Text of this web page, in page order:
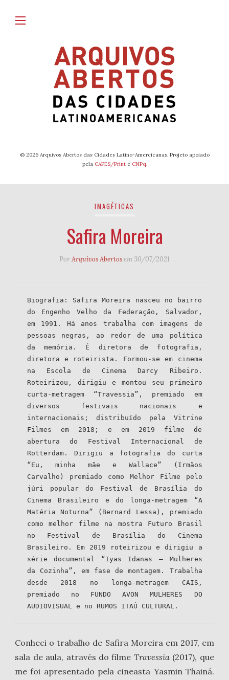
© 2026 Arquivos Abertos das Cidades Latino-Amercicanas. Projeto apoiado
pela CAPES/Printe CNPq.
IMAGÉTICAS
Safira Moreira
PorArquivos Abertosem30/07/2021
Biografia: Safira Moreira nasceu no bairro
do Engenho Velho da Federação, Salvador,
em 1991. Há anos trabalha com imagens de
pessoas negras, ao redor de uma política
da memória. É diretora de fotografia,
diretora e roteirista. Formou-se em cinema
na Escola de Cinema Darcy Ribeiro.
Roteirizou, dirigiu e montou seu primeiro
curta-metragem “Travessia”, premiado em
diversos festivais nacionais e
internacionais; distribuído pela Vitrine
Filmes em 2018; e em 2019 filme de
abertura do Festival Internacional de
Rotterdam. Dirigiu a fotografia do curta
“Eu, minha mãe e Wallace” (Irmãos
Carvalho) premiado como Melhor Filme pelo
júri popular do Festival de Brasília do
Cinema Brasileiro e do longa-metragem “A
Matéria Noturna” (Bernard Lessa), premiado
como melhor filme na mostra Futuro Brasil
no Festival de Brasília do Cinema
Brasileiro. Em 2019 roteirizou e dirigiu a
série documental “Iyas Idanas – Mulheres
da Cozinha”, em fase de montagem. Trabalha
desde 2018 no longa-metragem CAIS,
premiado no FUNDO AVON MULHERES DO
AUDIOVISUAL e no RUMOS ITAÚ CULTURAL.
Conheci o trabalho de Safira Moreira em 2017, em
sala de aula, através do filme Travessia (2017), que
me foi apresentado pela cineasta Yasmin Thainá.